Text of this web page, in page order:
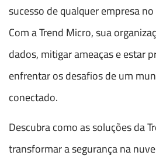
sucesso de qualquer empresa
Com a Trend Micro, sua
dados, mitigar ameaças e estar
enfrentar os desafios de um
conectado.
Descubra como as soluções da
transformar a segurança na